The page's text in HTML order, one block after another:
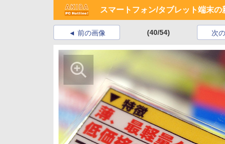
スマートフォン/タブレット端末
前の画像 (40/54) 次